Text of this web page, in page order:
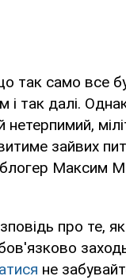
так само все
і так далі.
зайвих
Максим
про те,
не